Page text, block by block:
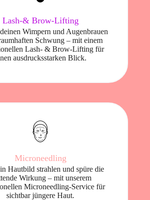
Lash-& Brow-Lifting
Wimpern und Augenbrauen
Schwung – mit einem
Lash- & Brow-Lifting für
ausdrucksstarken Blick.
Microneedling
Hautbild strahlen und spüre die
Wirkung – mit unserem
Microneedling-Service für
sichtbar jüngere Haut.